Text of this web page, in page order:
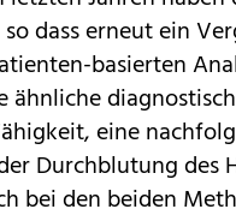
dass erneut ein
basierten
ähnliche
eine
Durchblutung des
bei den beiden